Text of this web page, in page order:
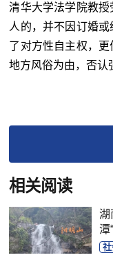
清华大学法学院教
人的，并不因订婚
了对方性自主权，
地方风俗为由，否认
相关阅读
湖
潭